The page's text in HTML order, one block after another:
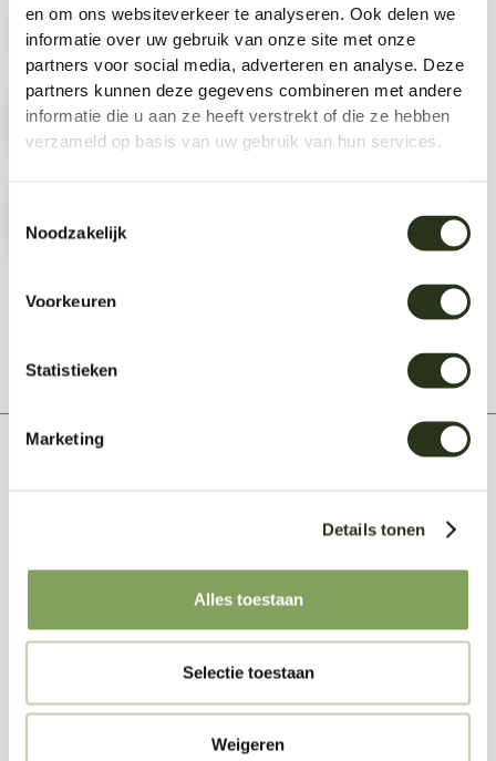
en om ons websiteverkeer te analyseren. Ook delen we
informatie over uw gebruik van onze site met onze
partners voor social media, adverteren en analyse. Deze
partners kunnen deze gegevens combineren met andere
informatie die u aan ze heeft verstrekt of die ze hebben
verzameld op basis van uw gebruik van hun services.
Noodzakelijk
Voorkeuren
Statistieken
Marketing
Details tonen
Alles toestaan
Selectie toestaan
Weigeren
Omzet en akoestiek: De verrassende
Hoeveel akoestische panelen heb je
nodig? 5 belangrijke factoren
Deel dit bericht:
Related posts
Bekijk deze artikelen...